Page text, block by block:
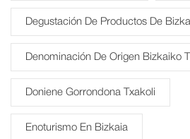
Degustación De Productos De
Denominación De Origen Bizkaiko
Doniene Gorrondona Txakoli
Enoturismo En Bizkaia